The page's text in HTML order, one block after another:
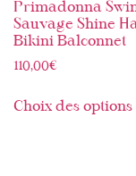
Primadonna
Sauvage Shine
Bikini Balconnet
110,00€
Choix des options